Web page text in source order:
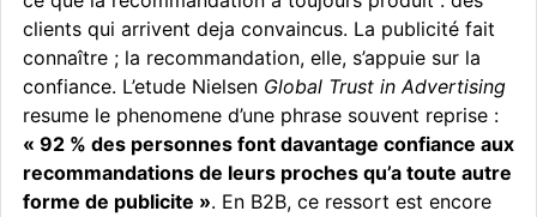
clients qui arrivent deja convaincus. La publicité fait
connaître ; la recommandation, elle, s’appuie sur la
confiance. L’etude Nielsen Global Trust in Advertising
resume le phenomene d’une phrase souvent reprise :
« 92 % des personnes font davantage confiance aux
recommandations de leurs proches qu’a toute autre
forme de publicite ». En B2B, ce ressort est encore